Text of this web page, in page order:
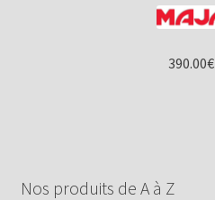
390.00€
Nos produits de A à Z